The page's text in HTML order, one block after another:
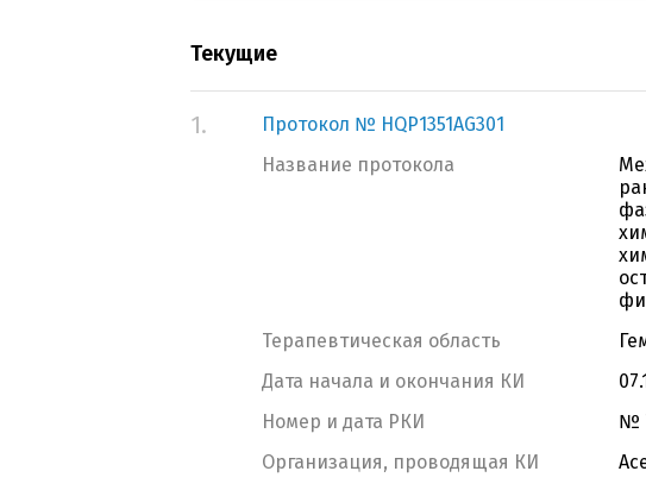
Текущие
1.
Протокол № HQP1351AG301
Название протокола
Терапевтическая область
Дата начала и окончания КИ
Номер и дата РКИ
№
Организация, проводящая КИ